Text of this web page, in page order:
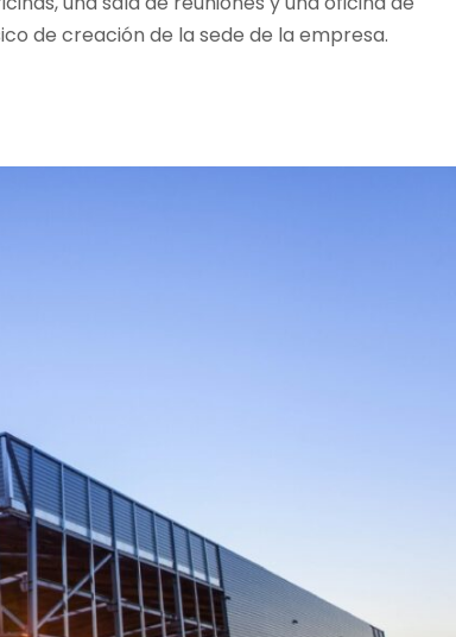
de creación de la sede de la empresa.